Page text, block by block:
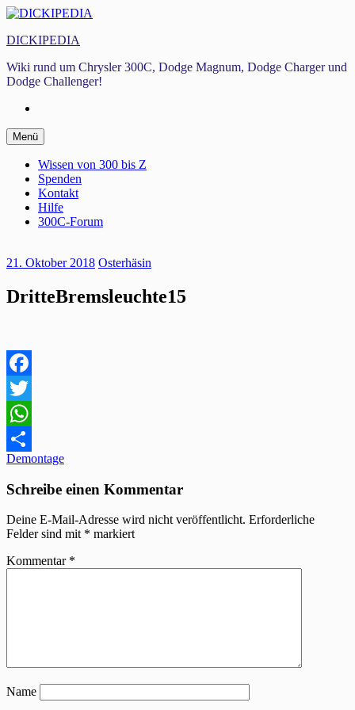
Zum
springen
DICKIPEDIA
Wiki rund um Chrysler 300C, Dodge Magnum, Dodge Charger und
Dodge Challenger!
Menü Zum
Inhalt
springen
Wissen von 300 bis Z
Spenden
Kontakt
Hilfe
300C-Forum
21. Oktober 2018 Osterhäsin
DritteBremsleuchte15
Facebook
Twitter
WhatsApp
Teilen
Beitragsnavigation
Demontage
Schreibe einen Kommentar
Deine E-Mail-Adresse wird nicht veröffentlicht. Erforderliche
Felder sind mit * markiert
Kommentar *
Name